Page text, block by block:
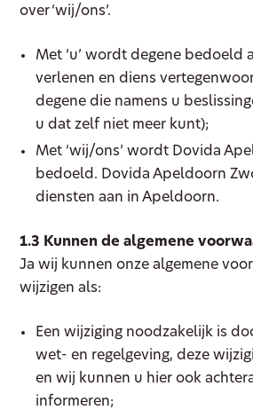
over ‘wij/ons’.
Met ‘u’ wordt degene bedoeld
verlenen en diens
degene die namens u
u dat zelf niet meer kunt);
Met ‘wij/ons’ wordt Dovida
bedoeld. Dovida Apeldoorn
diensten aan in Apeldoorn.
1.3 Kunnen de algemene
Ja wij kunnen onze algemene
wijzigen als:
Een wijziging noodzakelijk is
wet- en regelgeving, deze
en wij kunnen u hier ook
informeren;